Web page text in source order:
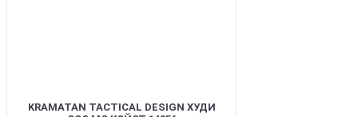
KRAMATAN TACTICAL DESIGN ХУДИ